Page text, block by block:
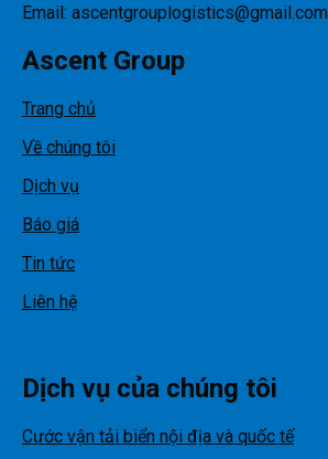
Email: ascentgrouplogistics@gmail.com
Ascent Group
Trang chủ
Về chúng tôi
Dịch vụ
Báo giá
Tin tức
Liên hệ
Dịch vụ của chúng tôi
Cước vận tải biển nội địa và quốc tế